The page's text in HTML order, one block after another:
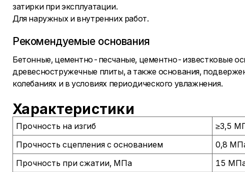
затирки при эксплуатации.
Для наружных и внутренних работ.
Рекомендуемые основания
Бетонные, цементно-песчаные, цементно-известковые
древесностружечные плиты, а также основания,
колебаниях и в условиях периодического увлажнения.
Характеристики
Прочность на изгиб
≥3,5
Прочность сцепления с основанием
0,8
Прочность при сжатии, МПа
15